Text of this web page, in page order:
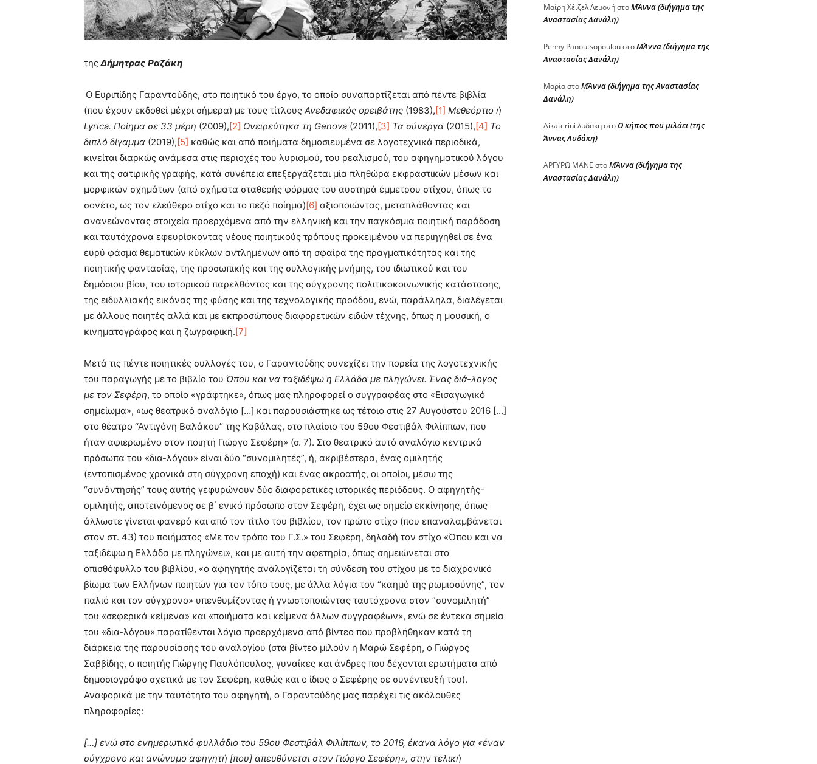
ΒΙΒΛΙΟ
ΚΑΙ
ΤΙΣ
ΤΕΧΝΕΣ
τηςΔήμητρας Ραζάκη
Ο Ευριπίδης Γαραντούδης, στο ποιητικό του έργο, το οποίο συναπαρτίζεται από πέντε βιβλία
(που έχουν εκδοθεί μέχρι σήμερα) με τους τίτλους Ανεδαφικός ορειβάτης (1983),[1] Μεθεόρτιο ή
Lyrica. Ποίημα σε 33 μέρη (2009),[2] Ονειρεύτηκα τη Genova (2011),[3] Τα σύνεργα (2015),[4] Το
διπλό δίγαμμα (2019),[5] καθώς και από ποιήματα δημοσιευμένα σε λογοτεχνικά περιοδικά,
κινείται διαρκώς ανάμεσα στις περιοχές του λυρισμού, του ρεαλισμού, του αφηγηματικού λόγου
και της σατιρικής γραφής, κατά συνέπεια επεξεργάζεται μία πληθώρα εκφραστικών μέσων και
μορφικών σχημάτων (από σχήματα σταθερής φόρμας του αυστηρά έμμετρου στίχου, όπως το
σονέτο, ως τον ελεύθερο στίχο και το πεζό ποίημα)[6] αξιοποιώντας, μεταπλάθοντας και
ανανεώνοντας στοιχεία προερχόμενα από την ελληνική και την παγκόσμια ποιητική παράδοση
και ταυτόχρονα εφευρίσκοντας νέους ποιητικούς τρόπους προκειμένου να περιηγηθεί σε ένα
ευρύ φάσμα θεματικών κύκλων αντλημένων από τη σφαίρα της πραγματικότητας και της
ποιητικής φαντασίας, της προσωπικής και της συλλογικής μνήμης, του ιδιωτικού και του
δημόσιου βίου, του ιστορικού παρελθόντος και της σύγχρονης πολιτικοκοινωνικής κατάστασης,
της ειδυλλιακής εικόνας της φύσης και της τεχνολογικής προόδου, ενώ, παράλληλα, διαλέγεται
με άλλους ποιητές αλλά και με εκπροσώπους διαφορετικών ειδών τέχνης, όπως η μουσική, ο
κινηματογράφος και η ζωγραφική.[7]
Μετά τις πέντε ποιητικές συλλογές του, ο Γαραντούδης συνεχίζει την πορεία της λογοτεχνικής
του παραγωγής με το βιβλίο του Όπου και να ταξιδέψω η Ελλάδα με πληγώνει. Ένας διά-λογος
με τον Σεφέρη, το οποίο «γράφτηκε», όπως μας πληροφορεί ο συγγραφέας στο «Εισαγωγικό
σημείωμα», «ως θεατρικό αναλόγιο […] και παρουσιάστηκε ως τέτοιο στις 27 Αυγούστου 2016 […]
στο θέατρο ‘‘Αντιγόνη Βαλάκου’’ της Καβάλας, στο πλαίσιο του 59ου Φεστιβάλ Φιλίππων, που
ήταν αφιερωμένο στον ποιητή Γιώργο Σεφέρη» (σ. 7). Στο θεατρικό αυτό αναλόγιο κεντρικά
πρόσωπα του «δια-λόγου» είναι δύο “συνομιλητές”, ή, ακριβέστερα, ένας ομιλητής
(εντοπισμένος χρονικά στη σύγχρονη εποχή) και ένας ακροατής, οι οποίοι, μέσω της
“συνάντησής” τους αυτής γεφυρώνουν δύο διαφορετικές ιστορικές περιόδους. Ο αφηγητής-
ομιλητής, αποτεινόμενος σε β΄ ενικό πρόσωπο στον Σεφέρη, έχει ως σημείο εκκίνησης, όπως
άλλωστε γίνεται φανερό και από τον τίτλο του βιβλίου, τον πρώτο στίχο (που επαναλαμβάνεται
στον στ. 43) του ποιήματος «Με τον τρόπο του Γ.Σ.» του Σεφέρη, δηλαδή τον στίχο «Όπου και να
ταξιδέψω η Ελλάδα με πληγώνει», και με αυτή την αφετηρία, όπως σημειώνεται στο
οπισθόφυλλο του βιβλίου, «ο αφηγητής αναλογίζεται τη σύνδεση του στίχου με το διαχρονικό
βίωμα των Ελλήνων ποιητών για τον τόπο τους, με άλλα λόγια τον “καημό της ρωμιοσύνης”, τον
παλιό και τον σύγχρονο» υπενθυμίζοντας ή γνωστοποιώντας ταυτόχρονα στον “συνομιλητή”
του «σεφερικά κείμενα» και «ποιήματα και κείμενα άλλων συγγραφέων», ενώ σε έντεκα σημεία
του «δια-λόγου» παρατίθενται λόγια προερχόμενα από βίντεο που προβλήθηκαν κατά τη
διάρκεια της παρουσίασης του αναλογίου (στα βίντεο μιλούν η Μαρώ Σεφέρη, ο Γιώργος
Σαββίδης, ο ποιητής Γιώργης Παυλόπουλος, γυναίκες και άνδρες που δέχονται ερωτήματα από
δημοσιογράφο σχετικά με τον Σεφέρη, καθώς και ο ίδιος ο Σεφέρης σε συνέντευξή του).
Αναφορικά με την ταυτότητα του αφηγητή, ο Γαραντούδης μας παρέχει τις ακόλουθες
πληροφορίες:
[…] ενώ στο ενημερωτικό φυλλάδιο του 59ου Φεστιβάλ Φιλίππων, το 2016, έκανα λόγο για «έναν
σύγχρονο και ανώνυμο αφηγητή [που] απευθύνεται στον Γιώργο Σεφέρη», στην τελική
Μαίρη Χέιζελ ΛεμονήστοΜΆννα (διήγημα της
Αναστασίας Δανάλη)
Penny PanoutsopoulouστοΜΆννα (διήγημα της
Αναστασίας Δανάλη)
ΜαρίαστοΜΆννα (διήγημα της Αναστασίας
Δανάλη)
Aikaterini λυδακηστοΟ κήπος που μιλάει (της
Άννας Λυδάκη)
ΑΡΓΥΡΩ ΜΑΝΕ στοΜΆννα (διήγημα της
Αναστασίας Δανάλη)